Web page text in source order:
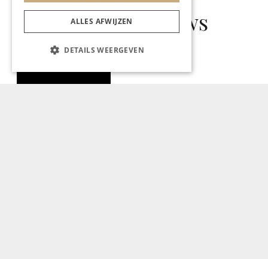
Gerelateerd nieuws
ALLES AFWIJZEN
DETAILS WEERGEVEN